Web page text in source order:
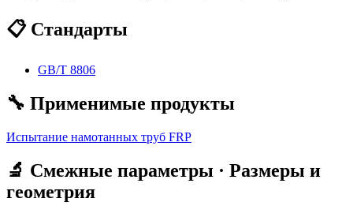
📋 Стандарты
GB/T 8806
🔧 Применимые продукты
Испытание намотанных труб FRP
🔬 Смежные параметры · Размеры и
геометрия